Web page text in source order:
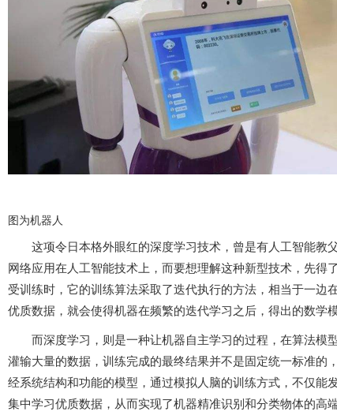
图为机器人
这项令日本格外眼红的深度学习技术，曾是有人工智能教
网络应用在人工智能技术上，而要想理解这种新型技术，先
受训练时，它的训练算法采取了迭代执行的方法，相当于一
优质数据，就会使得机器在频繁的迭代学习之后，得出的数学
而深度学习，则是一种让机器自主学习的过程，在算法
灌输大量的数据，训练完成的最终结果并不是固定统一标准
经系统结构和功能的模型，通过模拟人脑的训练方式，不仅能
集中学习优质数据，从而实现了机器精准识别和分类物体的高端